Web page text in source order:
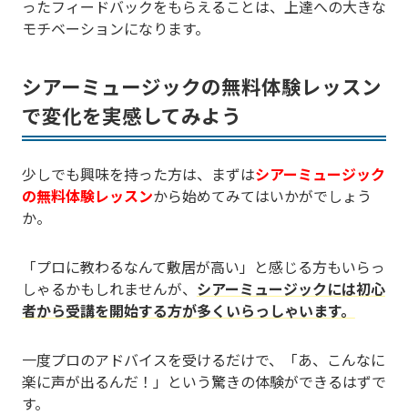
ったフィードバックをもらえることは、上達への大きな
モチベーションになります。
シアーミュージックの無料体験レッスン
で変化を実感してみよう
少しでも興味を持った方は、まずはシアーミュージック
の無料体験レッスンから始めてみてはいかがでしょう
か。
「プロに教わるなんて敷居が高い」と感じる方もいらっ
しゃるかもしれませんが、 シアーミュージックには初心
者から受講を開始する方が多くいらっしゃいます。
一度プロのアドバイスを受けるだけで、「あ、こんなに
楽に声が出るんだ！」という驚きの体験ができるはずで
す。